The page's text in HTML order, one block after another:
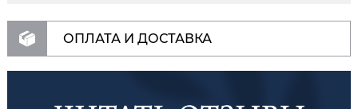
ОПЛАТА И ДОСТАВКА